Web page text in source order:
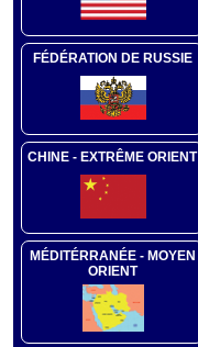
FÉDÉRATION DE RUSSIE
CHINE - EXTRÊME ORIENT
MÉDITÉRRANÉE - MOYEN
ORIENT